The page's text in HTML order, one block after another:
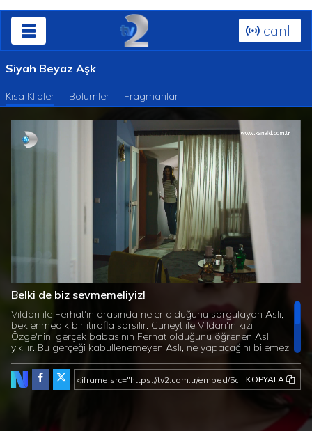
canlı
Siyah Beyaz Aşk
Kısa Klipler Bölümler Fragmanlar
Süre
Yüklendi
Yükleniyor
:
Belki de biz sevmemeliyiz!
Vildan ile Ferhat'ın arasında neler olduğunu sorgulayan Aslı,
beklenmedik bir itirafla sarsılır. Cüneyt ile Vildan'ın kızı
Özge'nin, gerçek babasının Ferhat olduğunu öğrenen Aslı
yıkılır. Bu gerçeği kabullenemeyen Aslı, ne yapacağını bilemez.
gerçeği affedemez. İlişkilerini yeniden gözden geçirmeye karar
veren Aslı, karnındaki bebeğini de düşünmek zorundadır.
Aslı'nın alacağı kritik karar, ilişkileri için büyük önem
KOPYALA